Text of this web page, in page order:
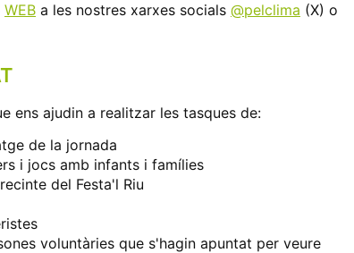
WEB a les nostres xarxes socials @pelclima (X) o
ens ajudin a realitzar les tasques de:
de la jornada
i jocs amb infants i famílies
del Festa'l Riu
voluntàries que s'hagin apuntat per veure